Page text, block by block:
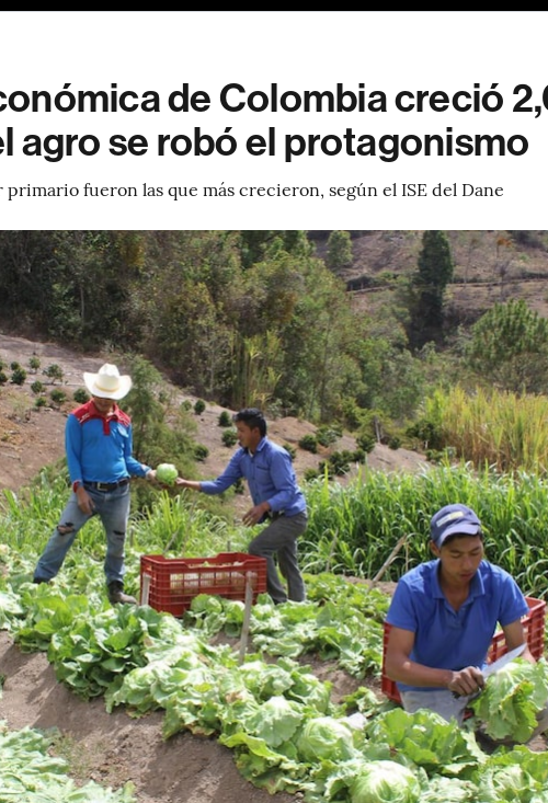
de Colombia creció
agro se robó el protagonismo
primario fueron las que más crecieron, según el ISE del Dane